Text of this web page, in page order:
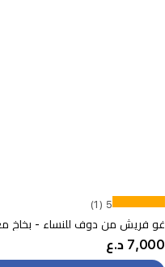
5 (1)
غو فريش من دوف للنساء - بخاخ معطر للجسم, 250
7,000 د.ع